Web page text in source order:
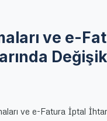
ve e-
ve e-Fatura İptal